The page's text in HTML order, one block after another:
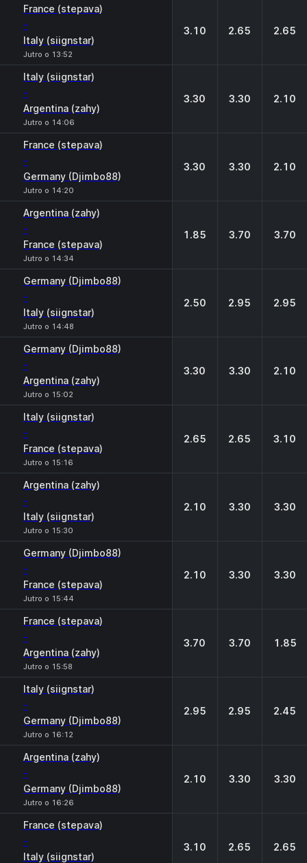
France (stepava)
-
Italy (siignstar)
Jutro o 13:52
3.10 2.65 2.65
Italy (siignstar)
-
Argentina (zahy)
Jutro o 14:06
3.30 3.30 2.10
France (stepava)
-
Germany (Djimbo88)
Jutro o 14:20
3.30 3.30 2.10
Argentina (zahy)
-
France (stepava)
Jutro o 14:34
1.85 3.70 3.70
Germany (Djimbo88)
-
Italy (siignstar)
Jutro o 14:48
2.50 2.95 2.95
Germany (Djimbo88)
-
Argentina (zahy)
Jutro o 15:02
3.30 3.30 2.10
Italy (siignstar)
-
France (stepava)
Jutro o 15:16
2.65 2.65 3.10
Argentina (zahy)
-
Italy (siignstar)
Jutro o 15:30
2.10 3.30 3.30
Germany (Djimbo88)
-
France (stepava)
Jutro o 15:44
2.10 3.30 3.30
France (stepava)
-
Argentina (zahy)
Jutro o 15:58
3.70 3.70 1.85
Italy (siignstar)
-
Germany (Djimbo88)
Jutro o 16:12
2.95 2.95 2.45
Argentina (zahy)
-
Germany (Djimbo88)
Jutro o 16:26
2.10 3.30 3.30
France (stepava)
-
Italy (siignstar)
3.10 2.65 2.65